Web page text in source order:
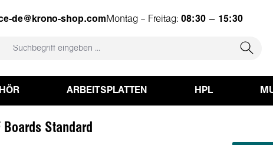
de@krono-shop.com Montag – Freitag: 08:30 – 15:30
ARBEITSPLATTEN HPL
Standard